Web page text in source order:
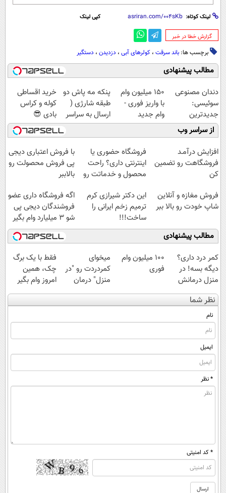
لینک کوتاه: کپی لینک
‌گزارش خطا در خبر
برچسب ها: باند سرقت ، کولرهای آبی ، دزدیدن ، دستگیر
مطالب پیشنهادی
دندان مصنوعی
سوئیسی:
جدیدترین
فناوری اروپا،
سبک و مقاوم |
پرداخت قسطی
150 میلیون وام
با واریز فوری -
وام جدید
تکنولایف
پنکه مه پاش دو
طبقه شارژی (
ارسال به سراسر
کشور)
خرید اقساطی
کوله و کراس
بادی 😎
از سراسر وب
افزایش درآمـد
فروشگاهت رو تضمین
کن
فروشگاه حضوری یا
اینترنتی داری؟ راحت
محصول و خدماتت رو
با فروش اعتباری دیجی
پی فروش محصولت رو
بالاببر
فروش مغازه و آنلاین
شاپ خودت رو بالا ببر
این دکتر شیرازی کرم
ترمیم زخم ایرانی را
ساخت!!!
اگه فروشگاه داری عضو
فروشندگان دیجی پی
شو 3 میلیارد وام بگیر
مطالب پیشنهادی
کمر درد داری؟
دیگه بسه! در
منزل درمانش
کن
(◀پرسش‌نامه)
100 میلیون وام
فوری
میخوای
کمردردت رو "در
منزل" درمان
کنی؟ (◂فیلم +
◂پرسش‌نامه)
فقط با یک برگ
چک، همین
امروز وام بگیر
نظر شما
نام
ایمیل
* نظر
* کد امنیتی